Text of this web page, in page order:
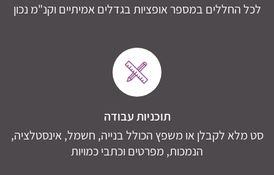
לכל החללים במספר אופציות בגדלים אמיתיים וקנ"מ נכון
תוכניות עבודה
סט מלא לקבלן או משפץ הכולל בנייה, חשמל, אינסטלציה,
הנמכות, מפרטים וכתבי כמויות